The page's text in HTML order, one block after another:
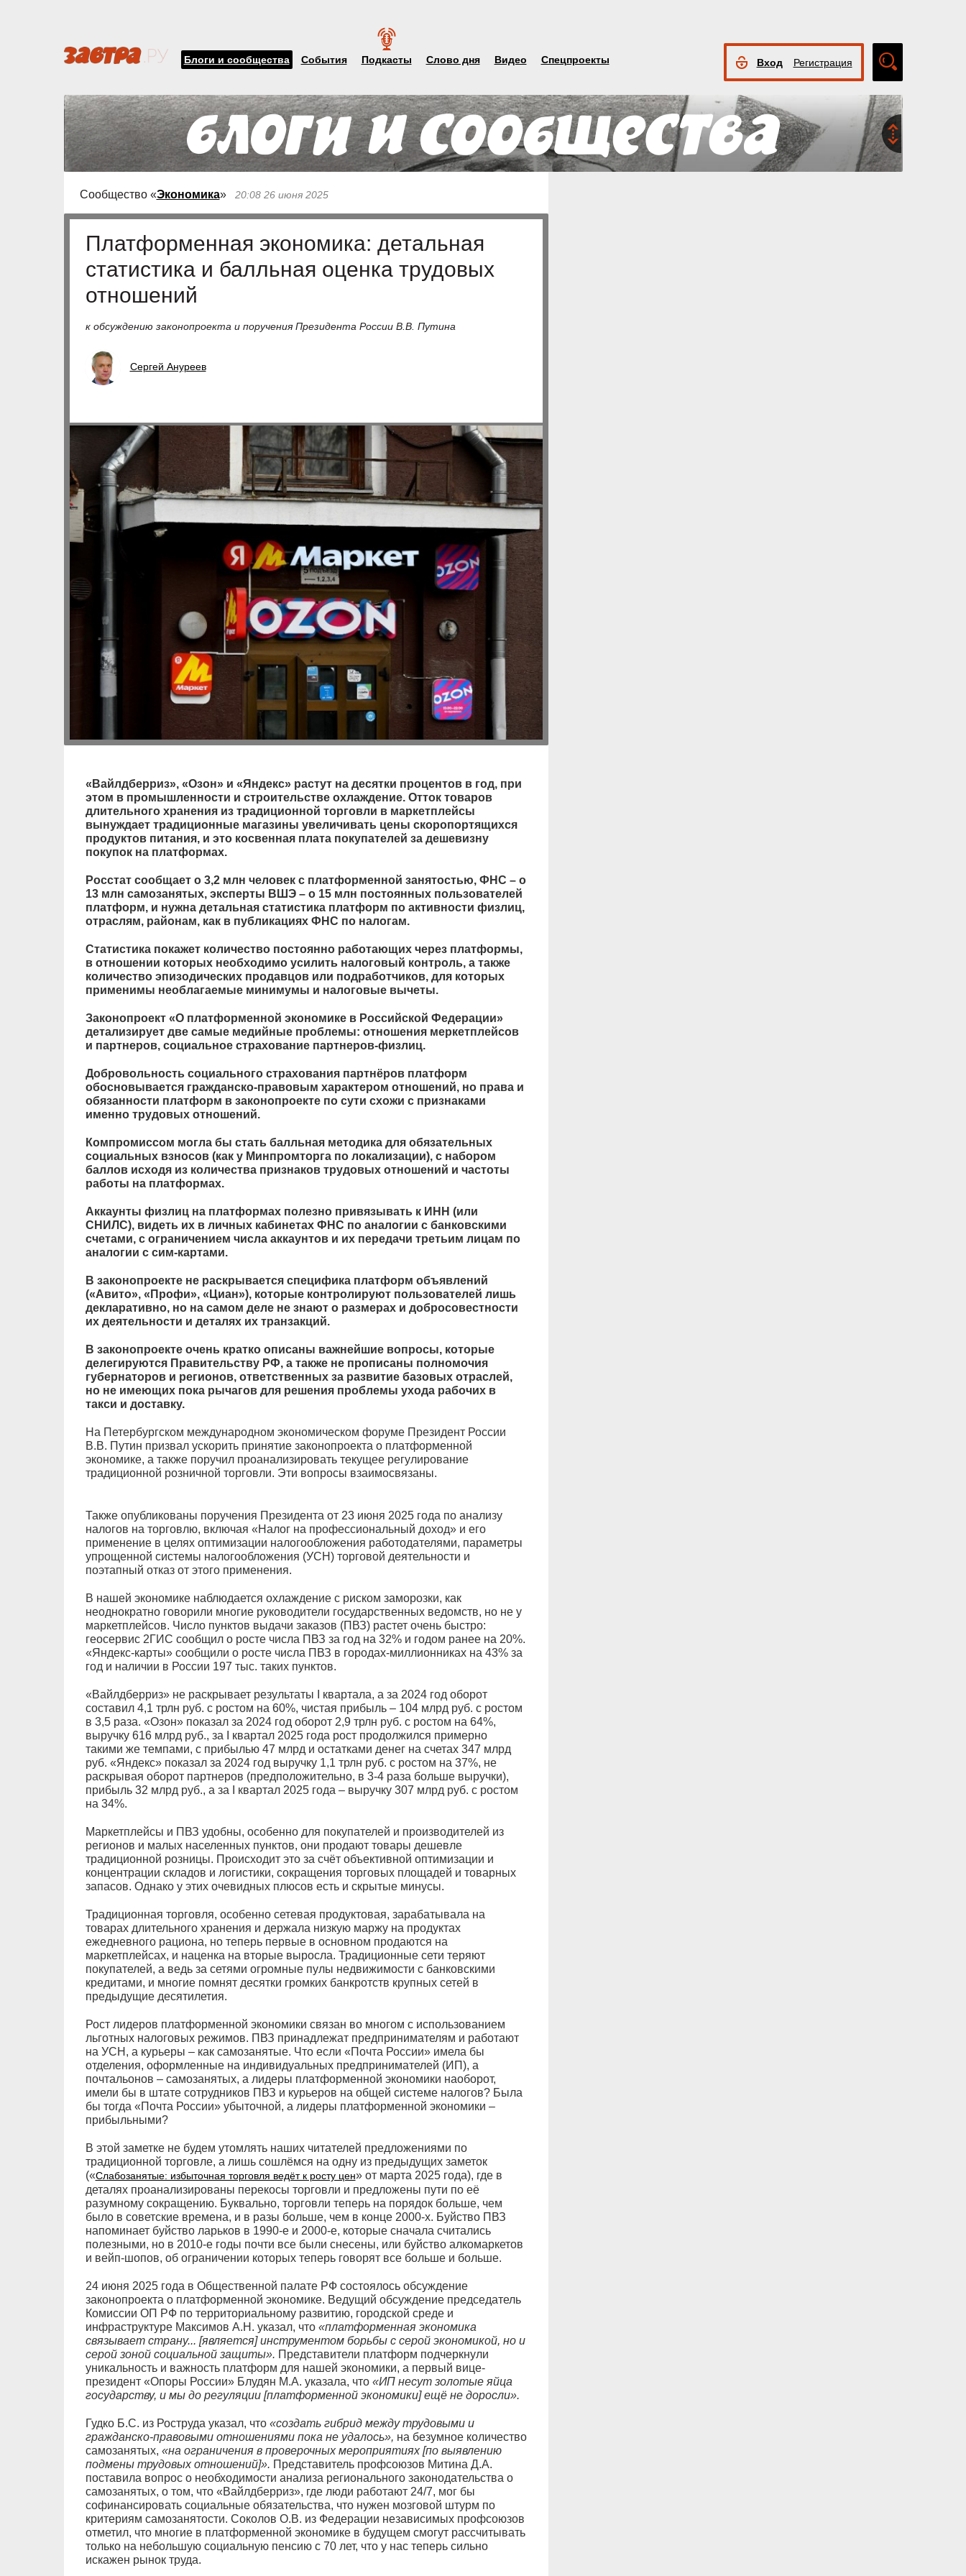
Блоги и сообщества События Подкасты Слово дня Видео Спецпроекты Вход Регистрация
Сообщество «Экономика» 20:08 26 июня 2025
Платформенная экономика: детальная
статистика и балльная оценка трудовых
отношений
к обсуждению законопроекта и поручения Президента России В.В. Путина
Сергей Ануреев
«Вайлдберриз», «Озон» и «Яндекс» растут на десятки процентов в год, при
этом в промышленности и строительстве охлаждение. Отток товаров
длительного хранения из традиционной торговли в маркетплейсы
вынуждает традиционные магазины увеличивать цены скоропортящихся
продуктов питания, и это косвенная плата покупателей за дешевизну
покупок на платформах.
Росстат сообщает о 3,2 млн человек с платформенной занятостью, ФНС – о
13 млн самозанятых, эксперты ВШЭ – о 15 млн постоянных пользователей
платформ, и нужна детальная статистика платформ по активности физлиц,
отраслям, районам, как в публикациях ФНС по налогам.
Статистика покажет количество постоянно работающих через платформы,
в отношении которых необходимо усилить налоговый контроль, а также
количество эпизодических продавцов или подработчиков, для которых
применимы необлагаемые минимумы и налоговые вычеты.
Законопроект «О платформенной экономике в Российской Федерации»
детализирует две самые медийные проблемы: отношения меркетплейсов
и партнеров, социальное страхование партнеров-физлиц.
Добровольность социального страхования партнёров платформ
обосновывается гражданско-правовым характером отношений, но права и
обязанности платформ в законопроекте по сути схожи с признаками
именно трудовых отношений.
Компромиссом могла бы стать балльная методика для обязательных
социальных взносов (как у Минпромторга по локализации), с набором
баллов исходя из количества признаков трудовых отношений и частоты
работы на платформах.
Аккаунты физлиц на платформах полезно привязывать к ИНН (или
СНИЛС), видеть их в личных кабинетах ФНС по аналогии с банковскими
счетами, с ограничением числа аккаунтов и их передачи третьим лицам по
аналогии с сим-картами.
В законопроекте не раскрывается специфика платформ объявлений
(«Авито», «Профи», «Циан»), которые контролируют пользователей лишь
декларативно, но на самом деле не знают о размерах и добросовестности
их деятельности и деталях их транзакций.
В законопроекте очень кратко описаны важнейшие вопросы, которые
делегируются Правительству РФ, а также не прописаны полномочия
губернаторов и регионов, ответственных за развитие базовых отраслей,
но не имеющих пока рычагов для решения проблемы ухода рабочих в
такси и доставку.
На Петербургском международном экономическом форуме Президент России
В.В. Путин призвал ускорить принятие законопроекта о платформенной
экономике, а также поручил проанализировать текущее регулирование
традиционной розничной торговли. Эти вопросы взаимосвязаны.
Также опубликованы поручения Президента от 23 июня 2025 года по анализу
налогов на торговлю, включая «Налог на профессиональный доход» и его
применение в целях оптимизации налогообложения работодателями, параметры
упрощенной системы налогообложения (УСН) торговой деятельности и
поэтапный отказ от этого применения.
В нашей экономике наблюдается охлаждение с риском заморозки, как
неоднократно говорили многие руководители государственных ведомств, но не у
маркетплейсов. Число пунктов выдачи заказов (ПВЗ) растет очень быстро:
геосервис 2ГИС сообщил о росте числа ПВЗ за год на 32% и годом ранее на 20%.
«Яндекс-карты» сообщили о росте числа ПВЗ в городах-миллионниках на 43% за
год и наличии в России 197 тыс. таких пунктов.
«Вайлдберриз» не раскрывает результаты I квартала, а за 2024 год оборот
составил 4,1 трлн руб. с ростом на 60%, чистая прибыль – 104 млрд руб. с ростом
в 3,5 раза. «Озон» показал за 2024 год оборот 2,9 трлн руб. с ростом на 64%,
выручку 616 млрд руб., за I квартал 2025 года рост продолжился примерно
такими же темпами, с прибылью 47 млрд и остатками денег на счетах 347 млрд
руб. «Яндекс» показал за 2024 год выручку 1,1 трлн руб. с ростом на 37%, не
раскрывая оборот партнеров (предположительно, в 3-4 раза больше выручки),
прибыль 32 млрд руб., а за I квартал 2025 года – выручку 307 млрд руб. с ростом
на 34%.
Маркетплейсы и ПВЗ удобны, особенно для покупателей и производителей из
регионов и малых населенных пунктов, они продают товары дешевле
традиционной розницы. Происходит это за счёт объективной оптимизации и
концентрации складов и логистики, сокращения торговых площадей и товарных
запасов. Однако у этих очевидных плюсов есть и скрытые минусы.
Традиционная торговля, особенно сетевая продуктовая, зарабатывала на
товарах длительного хранения и держала низкую маржу на продуктах
ежедневного рациона, но теперь первые в основном продаются на
маркетплейсах, и наценка на вторые выросла. Традиционные сети теряют
покупателей, а ведь за сетями огромные пулы недвижимости с банковскими
кредитами, и многие помнят десятки громких банкротств крупных сетей в
предыдущие десятилетия.
Рост лидеров платформенной экономики связан во многом с использованием
льготных налоговых режимов. ПВЗ принадлежат предпринимателям и работают
на УСН, а курьеры – как самозанятые. Что если «Почта России» имела бы
отделения, оформленные на индивидуальных предпринимателей (ИП), а
почтальонов – самозанятых, а лидеры платформенной экономики наоборот,
имели бы в штате сотрудников ПВЗ и курьеров на общей системе налогов? Была
бы тогда «Почта России» убыточной, а лидеры платформенной экономики –
прибыльными?
В этой заметке не будем утомлять наших читателей предложениями по
традиционной торговле, а лишь сошлёмся на одну из предыдущих заметок
(«Слабозанятые: избыточная торговля ведёт к росту цен» от марта 2025 года), где в
деталях проанализированы перекосы торговли и предложены пути по её
разумному сокращению. Буквально, торговли теперь на порядок больше, чем
было в советские времена, и в разы больше, чем в конце 2000-х. Буйство ПВЗ
напоминает буйство ларьков в 1990-е и 2000-е, которые сначала считались
полезными, но в 2010-е годы почти все были снесены, или буйство алкомаркетов
и вейп-шопов, об ограничении которых теперь говорят все больше и больше.
24 июня 2025 года в Общественной палате РФ состоялось обсуждение
законопроекта о платформенной экономике. Ведущий обсуждение председатель
Комиссии ОП РФ по территориальному развитию, городской среде и
инфраструктуре Максимов А.Н. указал, что «платформенная экономика
связывает страну... [является] инструментом борьбы с серой экономикой, но и
серой зоной социальной защиты». Представители платформ подчеркнули
уникальность и важность платформ для нашей экономики, а первый вице-
президент «Опоры России» Блудян М.А. указала, что «ИП несут золотые яйца
государству, и мы до регуляции [платформенной экономики] ещё не доросли».
Гудко Б.С. из Роструда указал, что «создать гибрид между трудовыми и
гражданско-правовыми отношениями пока не удалось», на безумное количество
самозанятых, «на ограничения в проверочных мероприятиях [по выявлению
подмены трудовых отношений]». Представитель профсоюзов Митина Д.А.
поставила вопрос о необходимости анализа регионального законодательства о
самозанятых, о том, что «Вайлдберриз», где люди работают 24/7, мог бы
софинансировать социальные обязательства, что нужен мозговой штурм по
критериям самозанятости. Соколов О.В. из Федерации независимых профсоюзов
отметил, что многие в платформенной экономике в будущем смогут рассчитывать
только на небольшую социальную пенсию с 70 лет, что у нас теперь сильно
искажен рынок труда.